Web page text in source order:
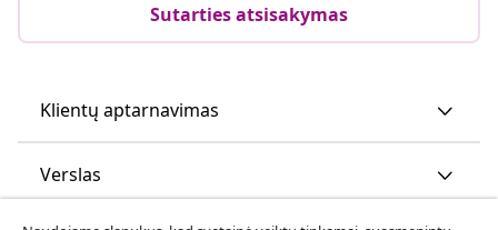
Sutarties atsisakymas
Klientų aptarnavimas
Verslas